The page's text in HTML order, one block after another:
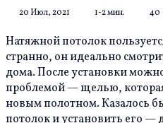
20 Июл, 2021 1-2 мин. 40
Натяжной потолок
странно, он идеально
дома. После установки
проблемой — щелью,
новым полотном. Казалось
потолок и установить его —